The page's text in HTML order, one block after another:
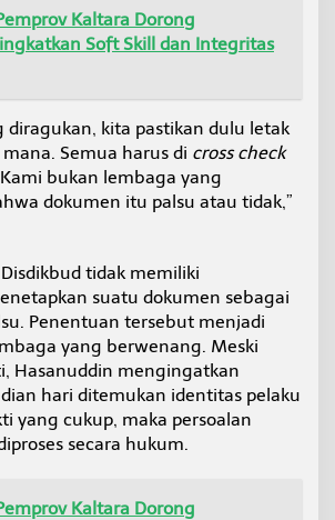
Kaltara Dorong
Soft Skill dan Integritas
diragukan, kita pastikan dulu letak
Semua harus di cross check
bukan lembaga yang
dokumen itu palsu atau tidak,”
tidak memiliki
suatu dokumen sebagai
Penentuan tersebut menjadi
yang berwenang. Meski
Hasanuddin mengingatkan
hari ditemukan identitas pelaku
yang cukup, maka persoalan
secara hukum.
Kaltara Dorong